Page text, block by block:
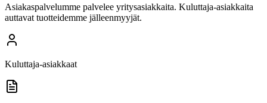
Asiakaspalvelumme palvelee yritysasiakkaita. Kuluttaja-asiakkaita
auttavat tuotteidemme jälleenmyyjät.
Kuluttaja-asiakkaat